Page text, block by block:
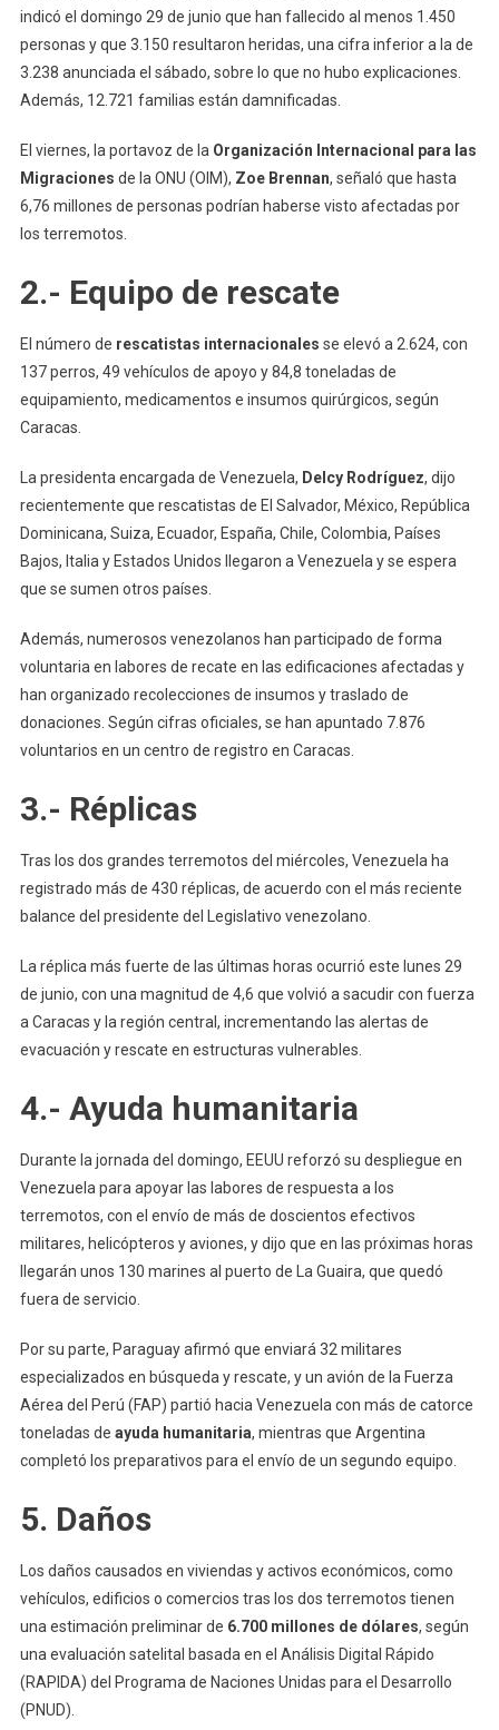
indicó el domingo 29 de junio que han fallecido al menos 1.450
personas y que 3.150 resultaron heridas, una cifra inferior a la de
3.238 anunciada el sábado, sobre lo que no hubo explicaciones.
Además, 12.721 familias están damnificadas.
El viernes, la portavoz de la Organización Internacional para las
Migraciones de la ONU (OIM), Zoe Brennan, señaló que hasta
6,76 millones de personas podrían haberse visto afectadas por
los terremotos.
2.- Equipo de rescate
El número de rescatistas internacionales se elevó a 2.624, con
137 perros, 49 vehículos de apoyo y 84,8 toneladas de
equipamiento, medicamentos e insumos quirúrgicos, según
Caracas.
La presidenta encargada de Venezuela, Delcy Rodríguez, dijo
recientemente que rescatistas de El Salvador, México, República
Dominicana, Suiza, Ecuador, España, Chile, Colombia, Países
Bajos, Italia y Estados Unidos llegaron a Venezuela y se espera
que se sumen otros países.
Además, numerosos venezolanos han participado de forma
voluntaria en labores de recate en las edificaciones afectadas y
han organizado recolecciones de insumos y traslado de
donaciones. Según cifras oficiales, se han apuntado 7.876
voluntarios en un centro de registro en Caracas.
3.- Réplicas
Tras los dos grandes terremotos del miércoles, Venezuela ha
registrado más de 430 réplicas, de acuerdo con el más reciente
balance del presidente del Legislativo venezolano.
La réplica más fuerte de las últimas horas ocurrió este lunes 29
de junio, con una magnitud de 4,6 que volvió a sacudir con fuerza
a Caracas y la región central, incrementando las alertas de
evacuación y rescate en estructuras vulnerables.
4.- Ayuda humanitaria
Durante la jornada del domingo, EEUU reforzó su despliegue en
Venezuela para apoyar las labores de respuesta a los
terremotos, con el envío de más de doscientos efectivos
militares, helicópteros y aviones, y dijo que en las próximas horas
llegarán unos 130 marines al puerto de La Guaira, que quedó
fuera de servicio.
Por su parte, Paraguay afirmó que enviará 32 militares
especializados en búsqueda y rescate, y un avión de la Fuerza
Aérea del Perú (FAP) partió hacia Venezuela con más de catorce
toneladas de ayuda humanitaria, mientras que Argentina
completó los preparativos para el envío de un segundo equipo.
5. Daños
Los daños causados en viviendas y activos económicos, como
vehículos, edificios o comercios tras los dos terremotos tienen
una estimación preliminar de 6.700 millones de dólares, según
una evaluación satelital basada en el Análisis Digital Rápido
(RAPIDA) del Programa de Naciones Unidas para el Desarrollo
(PNUD).